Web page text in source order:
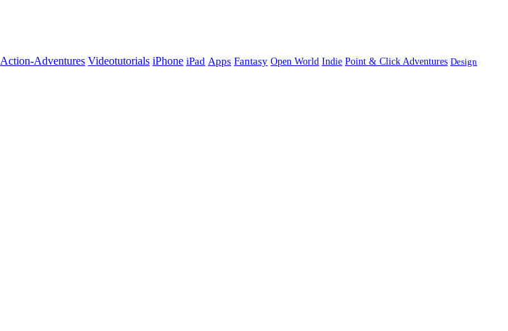
Action-Adventures Videotutorials iPhone iPad Apps Fantasy Open World Indie Point & Click Adventures Design